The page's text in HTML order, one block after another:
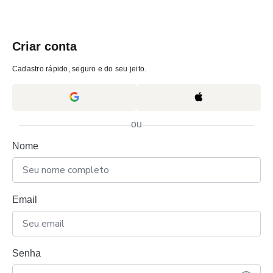
Criar conta
Cadastro rápido, seguro e do seu jeito.
ou
Nome
Email
Senha